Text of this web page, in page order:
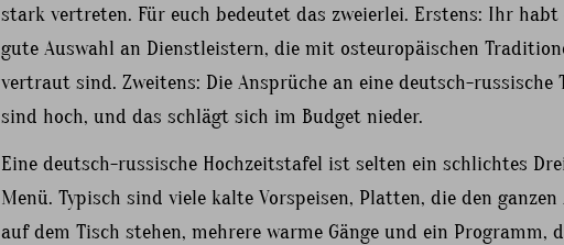
stark vertreten. Für euch bedeutet das zweierlei. Erstens: Ihr habt
gute Auswahl an Dienstleistern, die mit osteuropäischen
vertraut sind. Zweitens: Die Ansprüche an eine deutsch-russische
sind hoch, und das schlägt sich im Budget nieder.
Eine deutsch-russische Hochzeitstafel ist selten ein schlichtes
Menü. Typisch sind viele kalte Vorspeisen, Platten, die den ganzen
auf dem Tisch stehen, mehrere warme Gänge und ein Programm,